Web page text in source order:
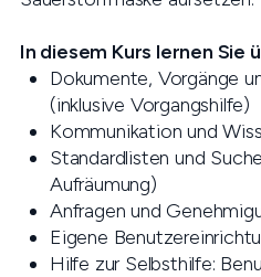
In diesem Kurs lernen Sie
Dokumente, Vorgänge
(inklusive Vorgangshilfe)
Kommunikation und
Standardlisten und
Aufräumung)
Anfragen und
Eigene
Hilfe zur Selbsthilfe: